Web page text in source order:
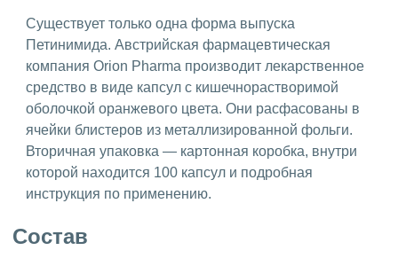
Существует только одна форма выпуска
Петинимида. Австрийская фармацевтическая
компания Orion Pharma производит лекарственное
средство в виде капсул с кишечнорастворимой
оболочкой оранжевого цвета. Они расфасованы в
ячейки блистеров из металлизированной фольги.
Вторичная упаковка — картонная коробка, внутри
которой находится 100 капсул и подробная
инструкция по применению.
Состав